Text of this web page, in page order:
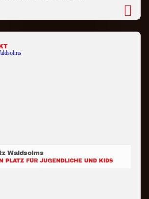
Waldsolms
PLATZ FÜR JUGENDLICHE UND KIDS